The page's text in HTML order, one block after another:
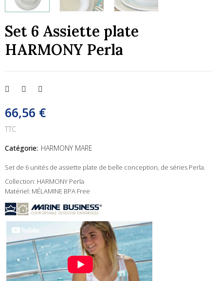
Set 6 Assiette plate
HARMONY Perla
66,56 €
TTC
Catégorie: HARMONY MARE
Set de 6 unités de assiette plate de belle conception, de séries Perla.
Collection: HARMONY Perla
Matériel: MÉLAMINE BPA Free